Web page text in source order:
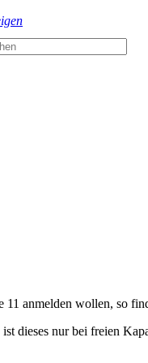
die Galaxie
anmelden wollen, so
dieses nur bei freien